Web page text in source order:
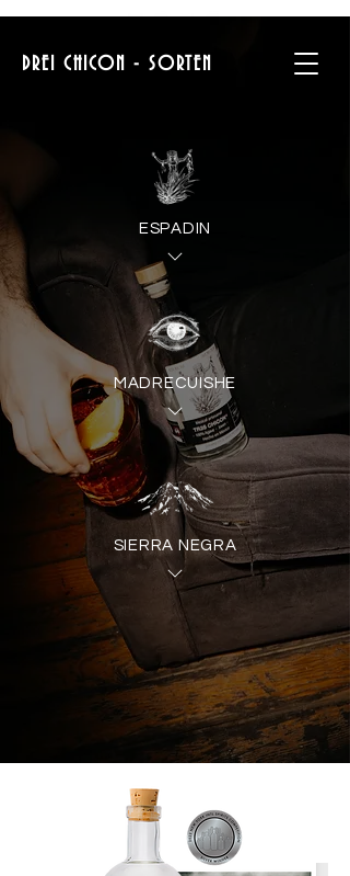
DREI CHICON - SORTEN
ESPADIN
MADRECUISHE
SIERRA NEGRA